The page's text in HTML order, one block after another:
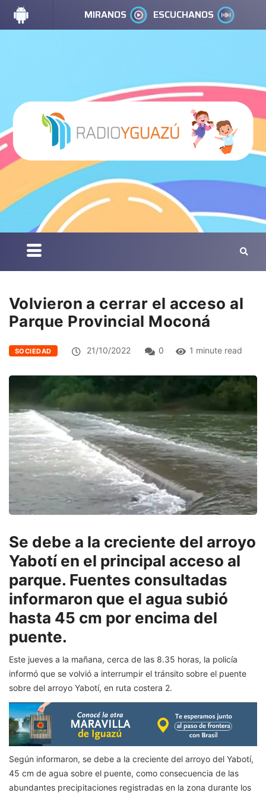
MIRANOS ESCUCHANOS
Volvieron a cerrar el acceso al
Parque Provincial Moconá
SOCIEDAD 21/10/2022 0 1 minute read
Se debe a la creciente del arroyo
Yabotí en el principal acceso al
parque. Fuentes consultadas
informaron que el agua subió
hasta 45 cm por encima del
puente.
Este jueves a la mañana, cerca de las 8.35 horas, la policía
informó que se volvió a interrumpir el tránsito sobre el puente
sobre del arroyo Yabotí, en ruta costera 2.
Según informaron, se debe a la creciente del arroyo del Yabotí,
45 cm de agua sobre el puente, como consecuencia de las
abundantes precipitaciones registradas en la zona durante los